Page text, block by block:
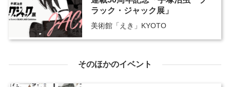
ラック・ジャック展」
美術館「えき」KYOTO
そのほかのイベント